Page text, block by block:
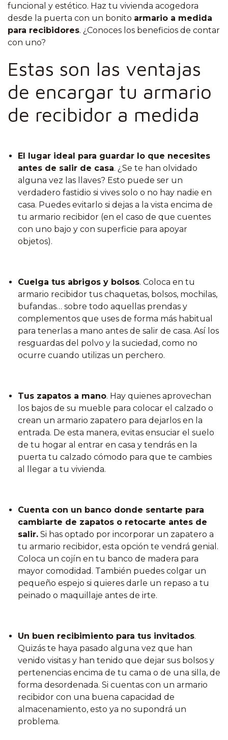
funcional y estético. Haz tu vivienda acogedora
desde la puerta con un bonito armario a medida
para recibidores. ¿Conoces los beneficios de contar
con uno?
Estas son las ventajas
de encargar tu armario
de recibidor a medida
El lugar ideal para guardar lo que necesites
antes de salir de casa. ¿Se te han olvidado
alguna vez las llaves? Esto puede ser un
verdadero fastidio si vives solo o no hay nadie en
casa. Puedes evitarlo si dejas a la vista encima de
tu armario recibidor (en el caso de que cuentes
con uno bajo y con superficie para apoyar
objetos).
Cuelga tus abrigos y bolsos. Coloca en tu
armario recibidor tus chaquetas, bolsos, mochilas,
bufandas… sobre todo aquellas prendas y
complementos que uses de forma más habitual
para tenerlas a mano antes de salir de casa. Así los
resguardas del polvo y la suciedad, como no
ocurre cuando utilizas un perchero.
Tus zapatos a mano. Hay quienes aprovechan
los bajos de su mueble para colocar el calzado o
crean un armario zapatero para dejarlos en la
entrada. De esta manera, evitas ensuciar el suelo
de tu hogar al entrar en casa y tendrás en la
puerta tu calzado cómodo para que te cambies
al llegar a tu vivienda.
Cuenta con un banco donde sentarte para
cambiarte de zapatos o retocarte antes de
salir. Si has optado por incorporar un zapatero a
tu armario recibidor, esta opción te vendrá genial.
Coloca un cojín en tu banco de madera para
mayor comodidad. También puedes colgar un
pequeño espejo si quieres darle un repaso a tu
peinado o maquillaje antes de irte.
Un buen recibimiento para tus invitados.
Quizás te haya pasado alguna vez que han
venido visitas y han tenido que dejar sus bolsos y
pertenencias encima de tu cama o de una silla, de
forma desordenada. Si cuentas con un armario
recibidor con una buena capacidad de
almacenamiento, esto ya no supondrá un
problema.